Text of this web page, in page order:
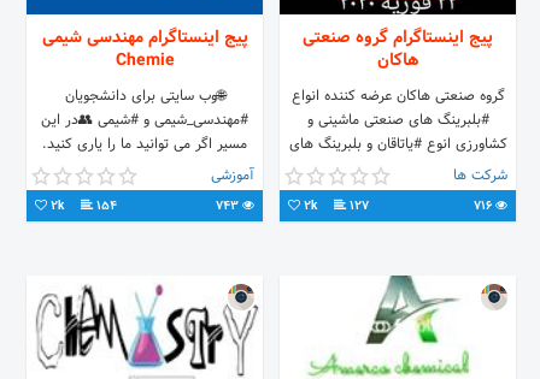
پیج اینستاگرام گروه صنعتی
هاکان
گروه صنعتی هاکان عرضه کننده انواع
#بلبرینگ های صنعتی ماشینی و
کشاورزی انوع #یاتاقان و بلبرینگ های
صنعت کاغذ سازی.فولاد
پتروشیمی.سنگ شکن و..
شرکت ها
127
2k
پیج اینستاگرام مهندسی شیمی
Chemie
🌐وب سایتی برای دانشجویان
#مهندسی_شیمی و #شیمی 👥در این
مسیر اگر می توانید ما را یاری کنید.
TELEGRAM⤵️ 🔵Chemie_ir WEB
SITE⤵️
آموزشی
154
2k